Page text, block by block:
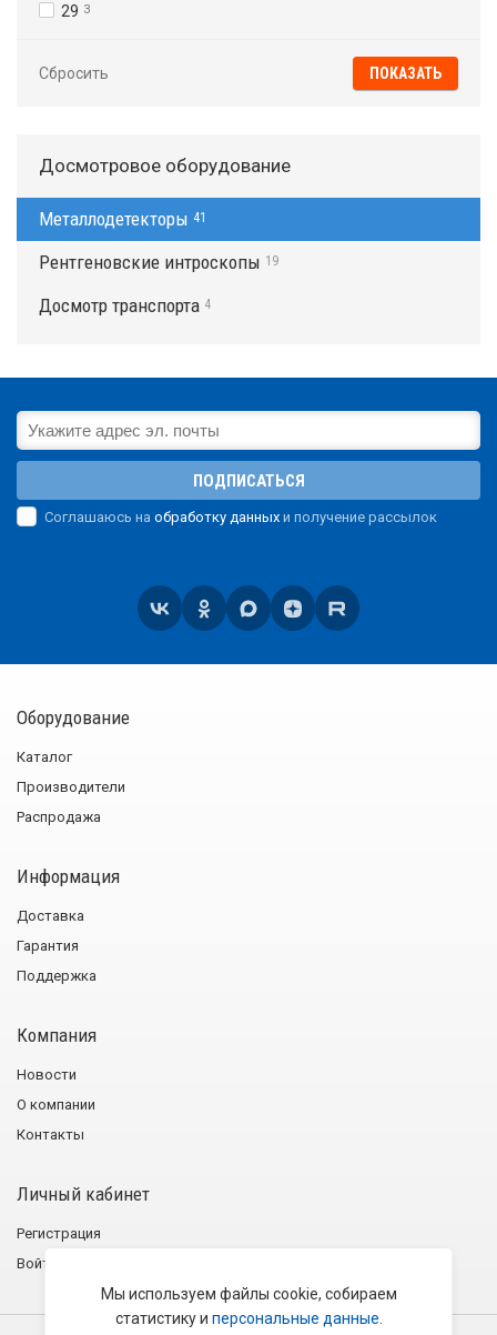
29 3
Сбросить
Досмотровое оборудование
Металлодетекторы 41
Рентгеновские интроскопы 19
Досмотр транспорта 4
ПОДПИСАТЬСЯ
Соглашаюсь на обработку данных и получение рассылок
Оборудование
Каталог
Производители
Распродажа
Информация
Доставка
Гарантия
Поддержка
Компания
Новости
О компании
Контакты
Личный кабинет
Регистрация
Войти
Мы используем файлы cookie, собираем
статистику и персональные данные